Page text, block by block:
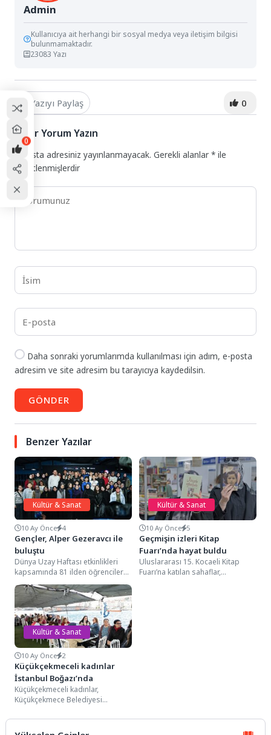
Admin
Kullanıcıya ait herhangi bir sosyal medya veya iletişim bilgisi
bulunmamaktadır.
23083 Yazı
Yazıyı Paylaş 0
Bir Yorum Yazın
E-posta adresiniz yayınlanmayacak. Gerekli alanlar* ile
işaretlenmişlerdir
Daha sonraki yorumlarımda kullanılması için adım, e-posta
adresim ve site adresim bu tarayıcıya kaydedilsin.
GÖNDER
Benzer Yazılar
Kültür & Sanat
10 Ay Önce 4
Gençler, Alper Gezeravcı ile
buluştu
Dünya Uzay Haftası etkinlikleri
kapsamında 81 ilden öğrenciler
Kocaeli Bilim Merkezi’nde,
Türkiye'nin uzaya çıkan ilk...
Kültür & Sanat
10 Ay Önce 5
Geçmişin izleri Kitap
Fuarı’nda hayat buldu
Uluslararası 15. Kocaeli Kitap
Fuarı’na katılan sahaflar,
Kültür & Sanat
10 Ay Önce 2
Küçükçekmeceli kadınlar
İstanbul Boğazı’nda
Küçükçekmeceli kadınlar,
Küçükçekmece Belediyesi
turlarıyla eşsiz Boğaz
manzarasının keyfini çıkardı.
0